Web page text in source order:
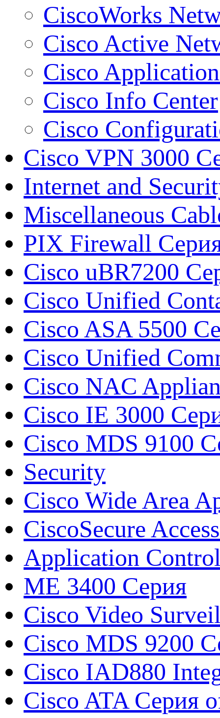
CiscoWorks
Cisco Active
Cisco
Cisco Info Center
Cisco
Cisco VPN 3000
Internet and
Miscellaneous
PIX Firewall
Cisco uBR7200
Cisco Unified
Cisco ASA 5500
Cisco Unified
Cisco NAC
Cisco IE 3000
Cisco MDS 9100
Security
Cisco Wide Area
CiscoSecure
Application
ME 3400 Серия
Cisco Video
Cisco MDS 9200
Cisco IAD880
Cisco ATA Серия